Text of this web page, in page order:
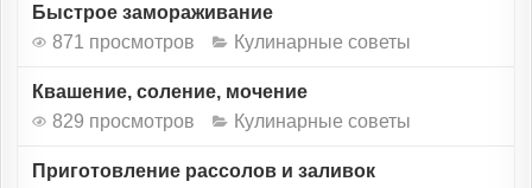
Быстрое замораживание
871 просмотров
Кулинарные советы
Квашение, соление, мочение
829 просмотров
Кулинарные советы
Приготовление рассолов и заливок